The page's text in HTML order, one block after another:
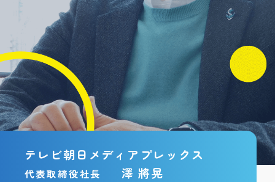
テレビ朝日メディアプレックス
代表取締役社長 澤 將晃